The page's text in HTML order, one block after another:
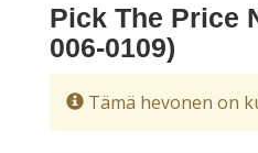
Pick The Price
006-0109)
Tämä hevonen on